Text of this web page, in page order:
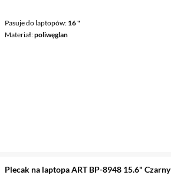
Pasuje do laptopów 16 "
Materiał poliwęglan
Plecak na laptopa ART BP-8948 15.6" Czarny